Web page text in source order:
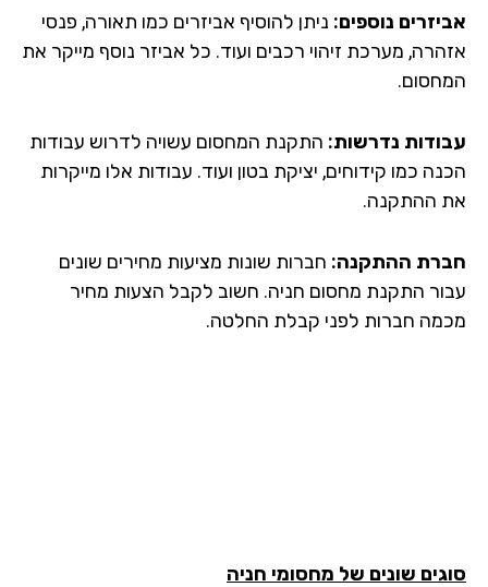
נוספים:ניתן להוסיף אביזרים כמו תאורה, פנסי
מערכת זיהוי רכבים ועוד. כל אביזר נוסף מייקר את
נדרשות:התקנת המחסום עשויה לדרוש עבודות
כמו קידוחים, יציקת בטון ועוד. עבודות אלו מייקרות
ההתקנה.
ההתקנה:חברות שונות מציעות מחירים שונים
התקנת מחסום חניה. חשוב לקבל הצעות מחיר
חברות לפני קבלת החלטה.
שונים של מחסומי חניה